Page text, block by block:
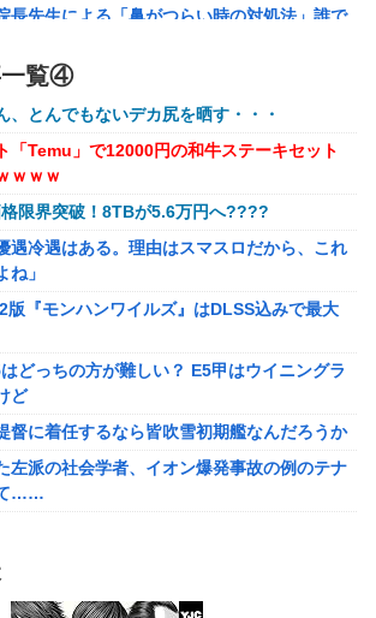
一少年の事件簿』で好きな死体ランキング１
食べるアイスおいち！「きーん」ってする
本日20時から、ののはとあゆゆでコラボ！
、確率で出現するイカを見るとクラッシュす
長先生による「鼻がつらい時の対処法」誰で
『モンハンワイルズ』はDLSS込みで最大
どっちの方が難しい？ E5甲はウイニングラ
督に着任するなら皆吹雪初期艦なんだろうか
】キューズQ「ライザ(ライザリン・シュタウ
」フィギュア【予約開始】
】セガ「忍野忍」「斧乃木余接」プライズフ
公開】
」「プライズ」「ガシャポン」2026年8月発
ュール】
、子なし女にド正論を述べてしまう…
グッズ(43億円分)を注文してキャンセルした
ひき逃げ事件で逮捕された男、韓国籍だっ
ｗｗｗｗｗｗｗ
人生かけて7億円貯めたのにガンで死ぬか
一覧④
、とんでもないデカ尻を晒す・・・
「Temu」で12000円の和牛ステーキセット
ｗｗｗ
格限界突破！8TBが5.6万円へ????
遇冷遇はある。理由はスマスロだから、これ
ね」
版『モンハンワイルズ』はDLSS込みで最大
はどっちの方が難しい？ E5甲はウイニングラ
ど
督に着任するなら皆吹雪初期艦なんだろうか
左派の社会学者、イオン爆発事故の例のテナ
て……
やから強制置き配は止めておくべき」とユー
が導入した強制置き配が起こしたの